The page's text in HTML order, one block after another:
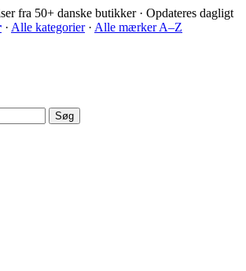
fra 50+ danske butikker · Opdateres dagligt
· Alle kategorier· Alle mærker A–Z
Søg